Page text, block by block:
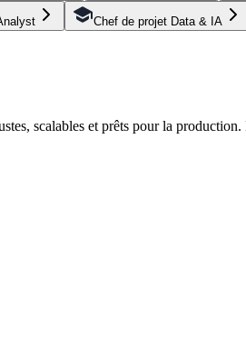
Chef de projet Data & IA
scalables et prêts pour la